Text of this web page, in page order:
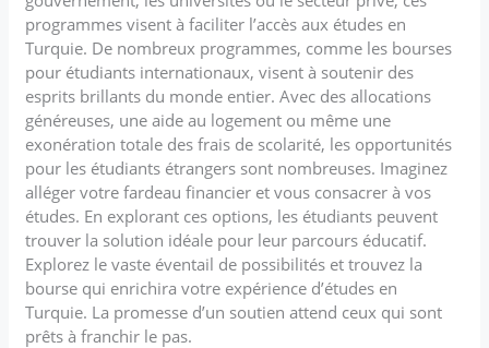
programmes visent à faciliter l’accès aux études en
Turquie. De nombreux programmes, comme les bourses
pour étudiants internationaux, visent à soutenir des
esprits brillants du monde entier. Avec des allocations
généreuses, une aide au logement ou même une
exonération totale des frais de scolarité, les opportunités
pour les étudiants étrangers sont nombreuses. Imaginez
alléger votre fardeau financier et vous consacrer à vos
études. En explorant ces options, les étudiants peuvent
trouver la solution idéale pour leur parcours éducatif.
Explorez le vaste éventail de possibilités et trouvez la
bourse qui enrichira votre expérience d’études en
Turquie. La promesse d’un soutien attend ceux qui sont
prêts à franchir le pas.